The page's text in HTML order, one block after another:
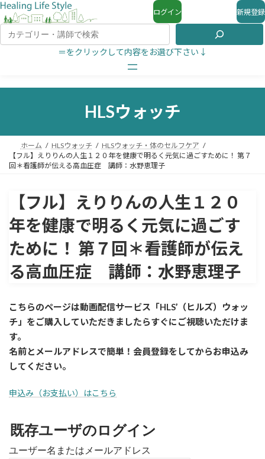
ログイン 新規登録
＝をクリックして内容をお選び下さい↓
HLSウォッチ
ホーム HLSウォッチ
HLSウォッチ・体のセルフケア
【フル】えりりんの人生１２０年を健康で明るく元気に過ごすために！ 第７
回＊看護師が伝える高血圧症 講師：水野恵理子
【フル】えりりんの人生１２０
年を健康で明るく元気に過ごす
ために！ 第７回＊看護師が伝え
る高血圧症 講師：水野恵理子
こちらのページは動画配信サービス「HLS’（ヒルズ）ウォッ
チ」をご購入していただきましたらすぐに ご視聴いただけま
す。
名前とメールアドレスで簡単！会員登録をしてからお申込み
してください。
申込み（お支払い）はこちら
既存ユーザのログイン
ユーザー名またはメールアドレス